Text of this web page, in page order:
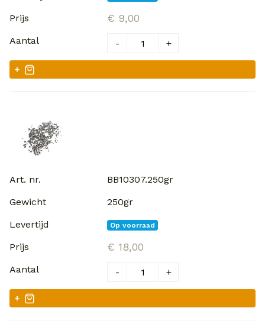
€ 9,00
- +
+
BB10307.250gr
250gr
Op voorraad
€ 18,00
- +
+